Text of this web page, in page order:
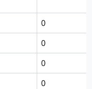
0
0
0
0